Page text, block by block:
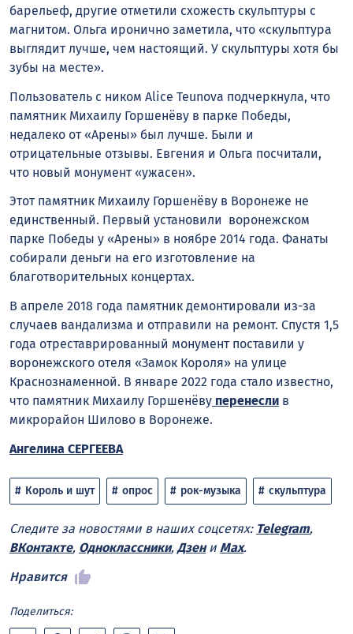
барельеф, другие отметили схожесть скульптуры с
магнитом. Ольга иронично заметила, что «скульптура
выглядит лучше, чем настоящий. У скульптуры хотя бы
зубы на месте».
Пользователь с ником Alice Teunova подчеркнула, что
памятник Михаилу Горшенёву в парке Победы,
недалеко от «Арены» был лучше. Были и
отрицательные отзывы. Евгения и Ольга посчитали,
что новый монумент «ужасен».
Этот памятник Михаилу Горшенёву в Воронеже не
единственный. Первый установили воронежском
парке Победы у «Арены» в ноябре 2014 года. Фанаты
собирали деньги на его изготовление на
благотворительных концертах.
В апреле 2018 года памятник демонтировали из-за
случаев вандализма и отправили на ремонт. Спустя 1,5
года отреставрированный монумент поставили у
воронежского отеля «Замок Короля» на улице
Краснознаменной. В январе 2022 года стало известно,
что памятник Михаилу Горшенёву перенесли в
микрорайон Шилово в Воронеже.
Ангелина СЕРГЕЕВА
Король и шут опрос рок-музыка скульптура
Следите за новостями в наших соцсетях: Telegram,
ВКонтакте, Одноклассники, Дзени Max.
Нравится
Поделиться: